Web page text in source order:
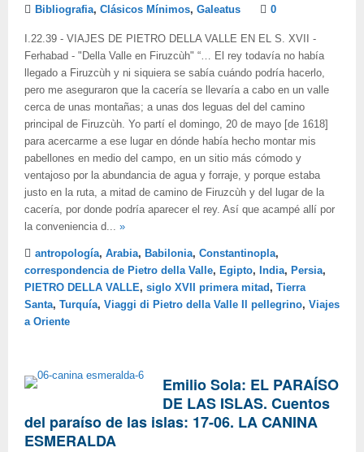
Bibliografia, Clásicos Mínimos, Galeatus 0
I.22.39 - VIAJES DE PIETRO DELLA VALLE EN EL S. XVII -
Ferhabad - "Della Valle en Firuzcùh" “… El rey todavía no había
llegado a Firuzcùh y ni siquiera se sabía cuándo podría hacerlo,
pero me aseguraron que la cacería se llevaría a cabo en un valle
cerca de unas montañas; a unas dos leguas del del camino
principal de Firuzcùh. Yo partí el domingo, 20 de mayo [de 1618]
para acercarme a ese lugar en dónde había hecho montar mis
pabellones en medio del campo, en un sitio más cómodo y
ventajoso por la abundancia de agua y forraje, y porque estaba
justo en la ruta, a mitad de camino de Firuzcùh y del lugar de la
cacería, por donde podría aparecer el rey. Así que acampé allí por
la conveniencia d... »
antropología, Arabia, Babilonia, Constantinopla,
correspondencia de Pietro della Valle, Egipto, India, Persia,
PIETRO DELLA VALLE, siglo XVII primera mitad , Tierra
Santa, Turquía, Viaggi di Pietro della Valle Il pellegrino, Viajes
a Oriente
Emilio Sola: EL PARAÍSO
DE LAS ISLAS. Cuentos
del paraíso de las islas: 17-06. LA CANINA
ESMERALDA